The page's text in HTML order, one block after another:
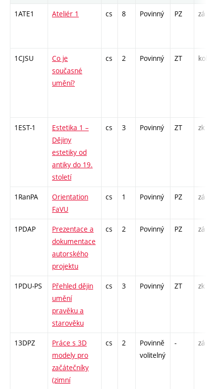
1ATE1 Ateliér 1 cs 8 Povinný PZ zá
1CJSU
Co je
současné
umění?
cs 2 Povinný ZT kol
1EST-1
Estetika 1 –
Dějiny
estetiky od
antiky do 19.
století
cs 3 Povinný ZT zk
1RanPA
Orientation
FaVU
cs 1 Povinný PZ zá
1PDAP
Prezentace a
dokumentace
autorského
projektu
cs 2 Povinný PZ zá
1PDU-PS
Přehled dějin
umění
pravěku a
starověku
cs 3 Povinný ZT zk
13DPZ
Práce s 3D
modely pro
začátečníky
(zimní
cs 2
Povinně
volitelný
- zá